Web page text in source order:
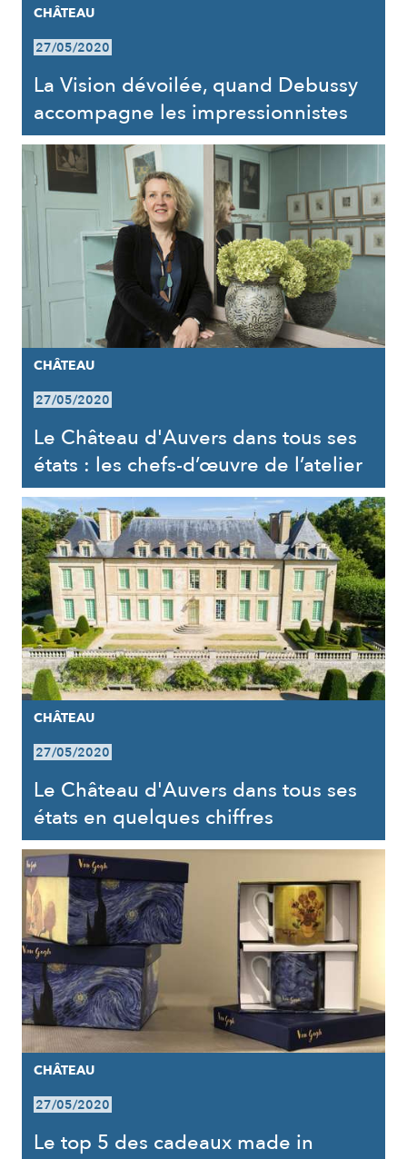
CHÂTEAU
27/05/2020
La Vision dévoilée, quand Debussy
accompagne les impressionnistes
CHÂTEAU
27/05/2020
Le Château d'Auvers dans tous ses
états : les chefs-d’œuvre de l’atelier
CHÂTEAU
27/05/2020
Le Château d'Auvers dans tous ses
états en quelques chiffres
CHÂTEAU
27/05/2020
Le top 5 des cadeaux made in